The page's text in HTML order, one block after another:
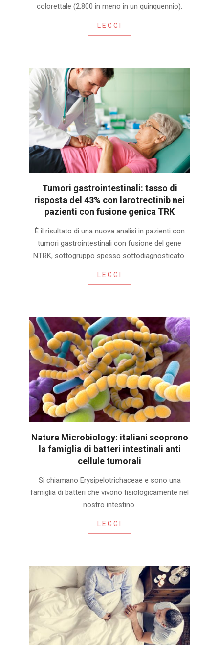
colorettale (2.800 in meno in un quinquennio).
LEGGI
Tumori gastrointestinali: tasso di
risposta del 43% con larotrectinib nei
pazienti con fusione genica TRK
01-È il risultato di una nuova analisi in pazienti con
tumori gastrointestinali con fusione del gene
NTRK, sottogruppo spesso sottodiagnosticato.
LEGGI
Nature Microbiology: italiani scoprono
la famiglia di batteri intestinali anti
cellule tumorali
01-
31
Si chiamano Erysipelotrichaceae e sono una
famiglia di batteri che vivono fisiologicamente nel
nostro intestino.
LEGGI